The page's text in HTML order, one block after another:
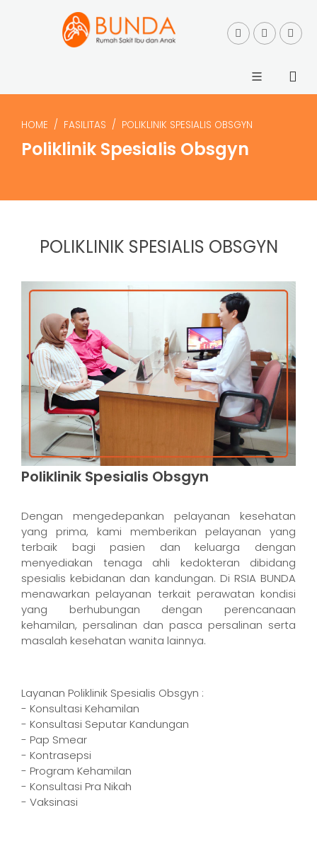
HOME FASILITAS POLIKLINIK SPESIALIS OBSGYN
Poliklinik Spesialis Obsgyn
POLIKLINIK SPESIALIS OBSGYN
Poliklinik Spesialis Obsgyn
Dengan mengedepankan pelayanan kesehatan
yang prima, kami memberikan pelayanan yang
terbaik bagi pasien dan keluarga dengan
menyediakan tenaga ahli kedokteran dibidang
spesialis kebidanan dan kandungan. Di RSIA BUNDA
menawarkan pelayanan terkait perawatan kondisi
yang berhubungan dengan perencanaan
kehamilan, persalinan dan pasca persalinan serta
masalah kesehatan wanita lainnya.
Layanan Poliklinik Spesialis Obsgyn :
- Konsultasi Kehamilan
- Konsultasi Seputar Kandungan
- Pap Smear
- Kontrasepsi
- Program Kehamilan
- Konsultasi Pra Nikah
- Vaksinasi